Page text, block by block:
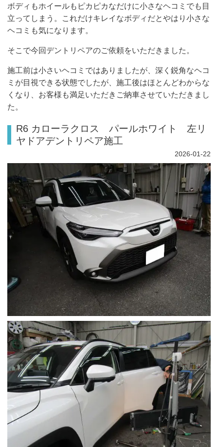
ボディもホイールもピカピカなだけに小さなヘコミでも目
立ってしまう。これだけキレイなボディだとやはり小さな
ヘコミも気になります。
そこで今回デントリペアのご依頼をいただきました。
施工前は小さいヘコミではありましたが、深く鋭角なヘコ
ミが目視できる状態でしたが、施工後はほとんどわからな
くなり、お客様も満足いただきご納車させていただきまし
た。
R6 カローラクロス パールホワイト 左リ
ヤドアデントリペア施工
2026-01-22